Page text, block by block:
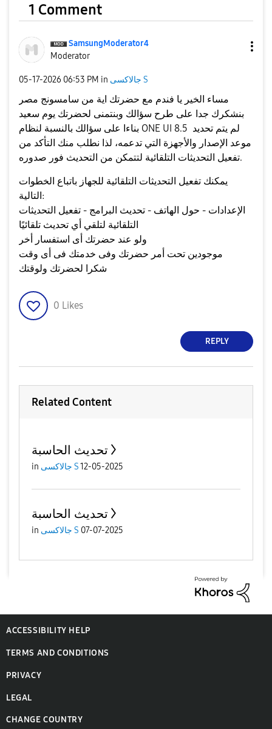
1 Comment
SamsungModerator4
Moderator
‎05-17-2026 06:53 PM in جالاكسى S
مساء الخير يا فندم مع حضرتك اية من سامسونج مصر
بنشكرك جدا على طرح سؤالك وبنتمنى لحضرتك يوم سعيد
بناءا على سؤالك بالنسبة لنظام ONE UI 8.5 لم يتم تحديد
موعد الإصدار والأجهزة التي تدعمه، لذا نطلب منك التأكد من
تفعيل التحديثات التلقائية لتتمكن من التحديث فور صدوره.
يمكنك تفعيل التحديثات التلقائية للجهاز باتباع الخطوات
التالية:
الإعدادات - حول الهاتف - تحديث البرامج - تفعيل التحديثات
التلقائية لتلقي أي تحديث تلقائيًا
ولو عند حضرتك أى استفسار أخر
موجودين تحت أمر حضرتك وفى خدمتك فى أى وقت
شكرا لحضرتك ولوقتك
0 Likes
REPLY
Related Content
تحديث الحاسبة
in جالاكسى S12-05-2025
تحديث الحاسبة
in جالاكسى S 07-07-2025
ACCESSIBILITY HELP
TERMS AND CONDITIONS
PRIVACY
LEGAL
CHANGE COUNTRY